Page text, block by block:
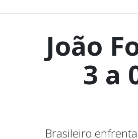
João
3 a
Brasileiro